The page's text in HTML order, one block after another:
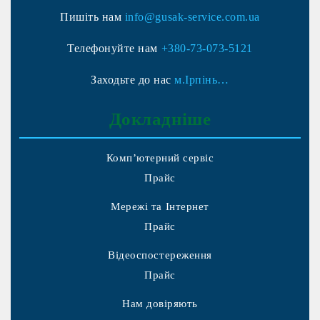
Пишіть нам info@gusak-service.com.ua
Телефонуйте нам +380-73-073-5121
Заходьте до насм.Ірпінь…
Докладніше
Комп’ютерний сервіс
Прайс
Мережі та Інтернет
Прайс
Відеоспостереження
Прайс
Нам довіряють